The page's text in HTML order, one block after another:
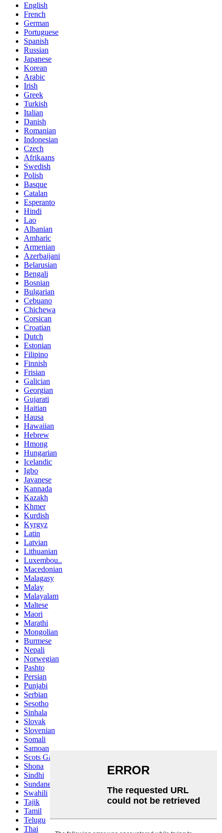
English
French
German
Portuguese
Spanish
Russian
Japanese
Korean
Arabic
Irish
Greek
Turkish
Italian
Danish
Romanian
Indonesian
Czech
Afrikaans
Swedish
Polish
Basque
Catalan
Esperanto
Hindi
Lao
Albanian
Amharic
Armenian
Azerbaijani
Belarusian
Bengali
Bosnian
Bulgarian
Cebuano
Chichewa
Corsican
Croatian
Dutch
Estonian
Filipino
Finnish
Frisian
Galician
Georgian
Gujarati
Haitian
Hausa
Hawaiian
Hebrew
Hmong
Hungarian
Icelandic
Igbo
Javanese
Kannada
Kazakh
Khmer
Kurdish
Kyrgyz
Latin
Latvian
Lithuanian
Luxembou..
Macedonian
Malagasy
Malay
Malayalam
Maltese
Maori
Marathi
Mongolian
Burmese
Nepali
Norwegian
Pashto
Persian
Punjabi
Serbian
Sesotho
Sinhala
Slovak
Slovenian
Somali
Samoan
Scots Gaelic
Shona
Sindhi
Sundanese
Swahili
Tajik
Tamil
Telugu
Thai